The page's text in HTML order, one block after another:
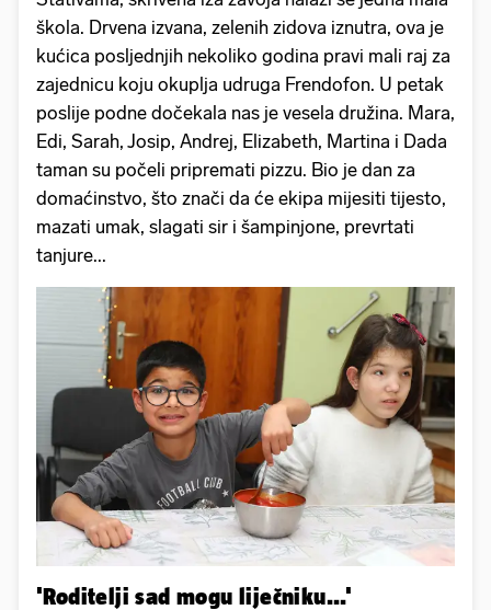
škola. Drvena izvana, zelenih zidova iznutra, ova je
kućica posljednjih nekoliko godina pravi mali raj za
zajednicu koju okuplja udruga Frendofon. U petak
poslije podne dočekala nas je vesela družina. Mara,
Edi, Sarah, Josip, Andrej, Elizabeth, Martina i Dada
taman su počeli pripremati pizzu. Bio je dan za
domaćinstvo, što znači da će ekipa mijesiti tijesto,
mazati umak, slagati sir i šampinjone, prevrtati
tanjure...
'Roditelji sad mogu liječniku...'